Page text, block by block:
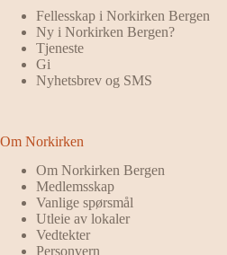
Fellesskap i Norkirken Bergen
Ny i Norkirken Bergen?
Tjeneste
Gi
Nyhetsbrev og SMS
Om Norkirken
Om Norkirken Bergen
Medlemsskap
Vanlige spørsmål
Utleie av lokaler
Vedtekter
Personvern